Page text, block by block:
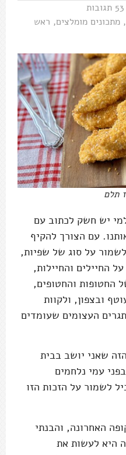
53 תגובות
, מתכונים מומלצים, ראש
תלם
יש חשק לכתוב עם
עם הצורך להקיף
על סוג של שפיות,
החיילים והחיילות,
החטופות והחטופים,
ובצפון, ולקוות
העצומים שעומדים
שאני יושב בבית
עמי נלחמים
לשמור על הזכות הזו
האחרונה, והבנתי
היא לעשות את